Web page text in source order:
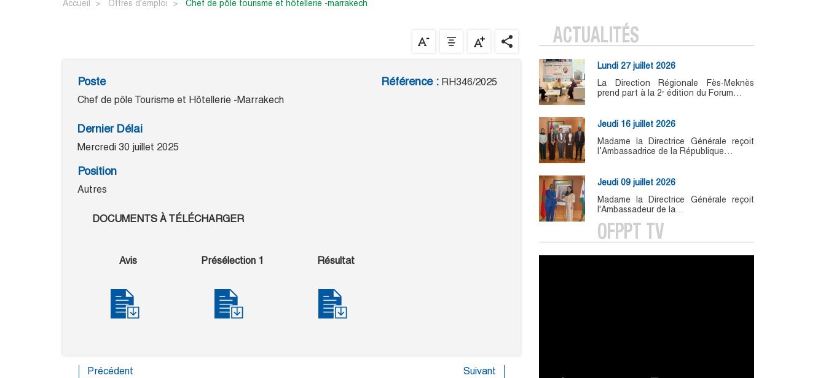
Accueil Offres d'emploi chef de pôle tourisme et hôtellerie -marrakech
Poste
Chef de pôle Tourisme et Hôtellerie -Marrakech
Référence : RH346/2025
Dernier Délai
Mercredi 30 juillet 2025
Position
Autres
DOCUMENTS À TÉLÉCHARGER
Avis Présélection 1 Résultat
Précédent Suivant
ACTUALITÉS
Lundi 27 juillet 2026
La Direction Régionale Fès-Meknès
prend part à la 2ᵉ édition du Forum…
Jeudi 16 juillet 2026
Madame la Directrice Générale reçoit
l’Ambassadrice de la République…
Jeudi 09 juillet 2026
Madame la Directrice Générale reçoit
l'Ambassadeur de la…
OFPPT TV